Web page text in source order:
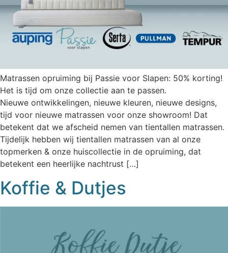
Matrassen opruiming bij Passie voor Slapen: 50% korting!
Het is tijd om onze collectie aan te passen.
Nieuwe ontwikkelingen, nieuwe kleuren, nieuwe designs,
tijd voor nieuwe matrassen voor onze showroom! Dat
betekent dat we afscheid nemen van tientallen matrassen.
Tijdelijk hebben wij tientallen matrassen van al onze
topmerken & onze huiscollectie in de opruiming, dat
betekent een heerlijke nachtrust […]
Koffie & Dutjes